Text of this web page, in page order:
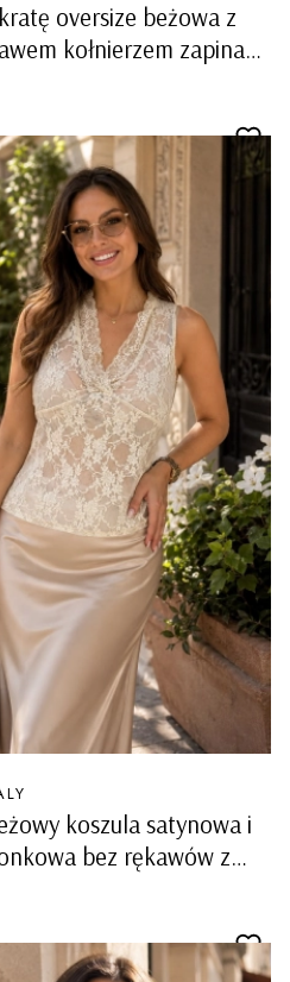
oversize beżowa z
kołnierzem zapinana
zaokrąglony
koszula satynowa i
bez rękawów z